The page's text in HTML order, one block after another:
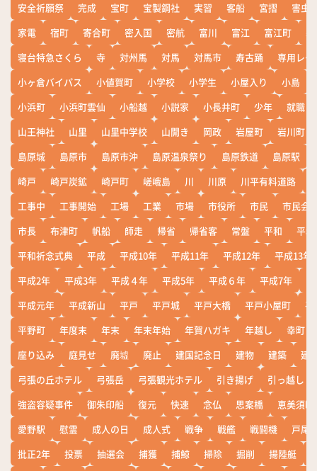
安全祈願祭
完成 宝町 宝製鋼社 実習 客船 宮摺
害虫
家電
宿町 寄合町 密入国 密航 富川 富江 富江町
寝台特急さくら
寺 対州馬 対馬 対馬市 寿古踊
専用レー
小ヶ倉バイパス
小値賀町 小学校 小学生 小屋入り 小島
小浜町
小浜町雲仙 小船越 小説家 小長井町 少年
就職
山王神社
山里 山里中学校 山開き 岡政 岩屋町
岩川町
島原城
島原市 島原市沖 島原温泉祭り 島原鉄道 島原駅
崎戸
崎戸炭鉱 崎戸町 嵯峨島 川 川原 川平有料道路
工事中
工事開始 工場 工業 市場 市役所 市民
市民会
市長
布津町 帆船 師走 帰省 帰省客 常盤 平和
平
平和祈念式典
平成 平成10年 平成11年 平成12年
平成13年
平成2年
平成3年 平成４年 平成5年 平成６年 平成7年
平成元年
平成新山 平戸 平戸城 平戸大橋 平戸小屋町
平
平野町
年度末 年末 年末年始 年賀ハガキ 年越し
幸町
座り込み
庭見せ 廃墟 廃止 建国記念日 建物 建築
建
弓張の丘ホテル
弓張岳 弓張観光ホテル 引き揚げ
引っ越し
強盗容疑事件
御朱印船 復元 快速 念仏 思案橋
恵美須町
愛野駅
慰霊 成人の日 成人式 戦争 戦艦 戦闘機
戸尾
批正2年
投票 抽選会 捕獲 捕鯨 掃除 掘削 揚陸艇